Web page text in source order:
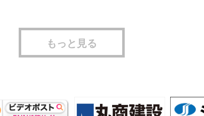
もっと見る